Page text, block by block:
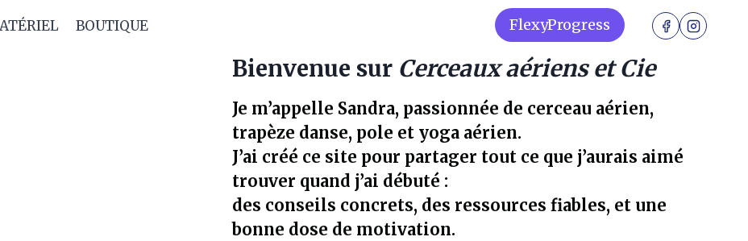
BOUTIQUE FlexyProgress
Bienvenue sur Cerceaux aériens et Cie
Je m’appelle Sandra, passionnée de cerceau aérien,
trapèze danse, pole et yoga aérien.
J’ai créé ce site pour partager tout ce que j’aurais aimé
trouver quand j’ai débuté :
des conseils concrets, des ressources fiables, et une
bonne dose de motivation.